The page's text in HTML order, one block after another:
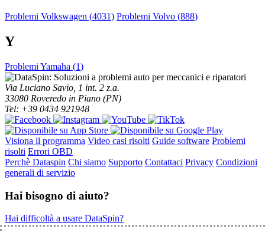
Problemi Volkswagen (4031) Problemi Volvo (888)
Y
Problemi Yamaha (1)
Via Luciano Savio, 1 int. 2 z.a.
33080 Roveredo in Piano (PN)
Tel: +39 0434 921948
Visiona il programma Video casi risolti Guide software Problemi
risolti Errori OBD
Perchè Dataspin Chi siamo Supporto Contattaci Privacy Condizioni
generali di servizio
Hai bisogno di aiuto?
Hai difficoltà a usare DataSpin?
Clicca per la teleassistenza!